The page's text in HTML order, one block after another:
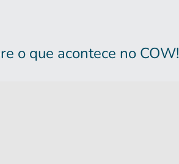
o que acontece no COW!​​